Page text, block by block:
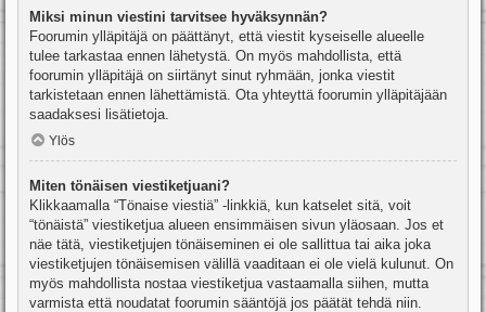
Miksi minun viestini tarvitsee hyväksynnän?
Foorumin ylläpitäjä on päättänyt, että viestit kyseiselle alueelle
tulee tarkastaa ennen lähetystä. On myös mahdollista, että
foorumin ylläpitäjä on siirtänyt sinut ryhmään, jonka viestit
tarkistetaan ennen lähettämistä. Ota yhteyttä foorumin ylläpitäjään
saadaksesi lisätietoja.
Ylös
Miten tönäisen viestiketjuani?
Klikkaamalla “Tönaise viestiä” -linkkiä, kun katselet sitä, voit
“tönäistä” viestiketjua alueen ensimmäisen sivun yläosaan. Jos et
näe tätä, viestiketjujen tönäiseminen ei ole sallittua tai aika joka
viestiketjujen tönäisemisen välillä vaaditaan ei ole vielä kulunut. On
myös mahdollista nostaa viestiketjua vastaamalla siihen, mutta
varmista että noudatat foorumin sääntöjä jos päätät tehdä niin.